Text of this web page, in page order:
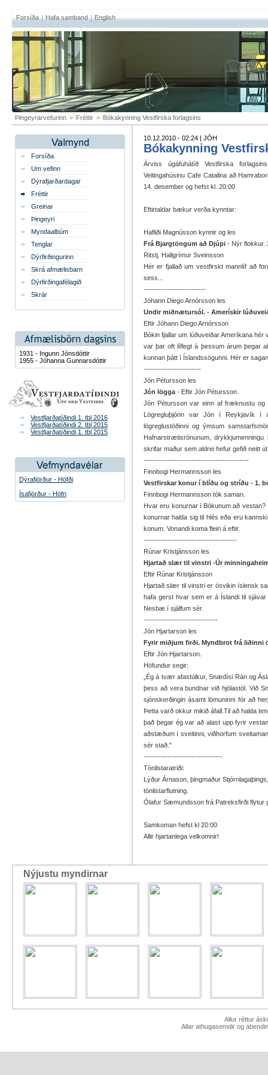
Forsíða Hafa samband English
Þingeyrarvefurinn > Fréttir > Bókakynning Vestfirska forlagsins
Forsíða
Um vefinn
Dýrafjarðardagar
Fréttir
Greinar
Þingeyri
Myndaalbúm
Tenglar
Dýrfirðingurinn
Skrá afmælisbarn
Dýrfirðingafélagið
Skrár
1931 - Ingunn Jónsdóttir
1955 - Jóhanna Gunnarsdóttir
Vestfjarðatíðindi 1. tbl 2016
Vestfjarðatíðindi 2. tbl 2015
Vestfjarðatíðindi 1. tbl 2015
Dýrafjörður - Höfði
Ísafjörður - Höfn
10.12.2010 - 02:24 | JÓH
Bókakynning
Árviss úgáfuhátíð Vestfirska
Veitingahúsinu Cafe Catalina að
14. desember og hefst kl. 20:00
Eftirtaldar bækur verða kynntar:
Hafliði Magnússon kynnir og les
Frá Bjargtöngum að Djúpi - Nýr flokkur.
Ritstj. Hallgrímur Sveinsson
Hér er fjallað um vestfirskt mannlíf að
sess...
--------------------------
Jóhann Diego Arnórsson les
Undir miðnætursól. - Amerískir
Eftir Jóhann Diego Arnórsson
Bókin fjallar um lúðuveiðar Ameríkana
var þar oft líflegt á þessum árum þegar
kunnan þátt í Íslandssögunni. Hér er
------------------------
Jón Pétursson les
Jón lögga - Eftir Jón Pétursson.
Jón Pétursson var einn af fræknustu og
Lögregluþjónn var Jón í Reykjavík í
lögreglustöðinni og ýmsum
Hafnarstrætisrónunum,
skrifar maður sem aldrei hefur gefið neitt
--------------------------------------------
Finnbogi Hermannsson les
Vestfirskar konur í blíðu og stríðu - 1.
Finnbogi Hermannsson tók saman.
Hvar eru konurnar í Bókunum að
konurnar halda sig til hlés eða eru
konum. Vonandi koma fleiri á eftir.
---------------------------------------
Rúnar Kristjánsson les
Hjartað slær til vinstri -Úr
Eftir Rúnar Kristjánsson
Hjartað slær til vinstri er ósvikin íslensk
hafa gerst hvar sem er á Íslandi til
Nesbæ í sjálfum sér.
-------------------------------
Jón Hjartarson les
Fyrir miðjum firði. Myndbrot frá liðinni
Eftir Jón Hjartarson.
Höfundur segir:
„Ég á tvær afastúlkur, Snædísi Rán og
þess að vera bundnar við hjólastól. Við
sjónskerðingin ásamt lömuninni fór að
Þetta varð okkur mikið áfall.Til að halda
það þegar ég var að alast upp fyrir
aðstæðum í sveitinni, viðhorfum
sér stað."
---------------------------------
Tónlistaratriði:
Lýður Árnason, þingmaður
tónlistarflutning.
Ólafur Sæmundsson frá Patreksfirði flytur
Samkoman hefst kl 20:00
Allir hjartanlega velkomnir!
Nýjustu myndirnar
Allur réttur
Allar athugasemdir og